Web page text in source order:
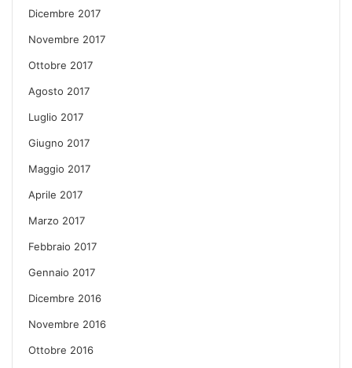
Dicembre 2017
Novembre 2017
Ottobre 2017
Agosto 2017
Luglio 2017
Giugno 2017
Maggio 2017
Aprile 2017
Marzo 2017
Febbraio 2017
Gennaio 2017
Dicembre 2016
Novembre 2016
Ottobre 2016